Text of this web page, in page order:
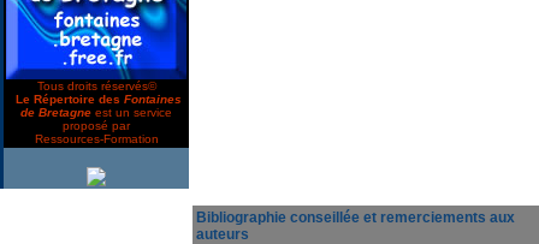
Tous droits réservés©
Le Répertoire des Fontaines
de Bretagne est un service
proposé par
Ressources-Formation
Bibliographie conseillée et remerciements aux
auteurs